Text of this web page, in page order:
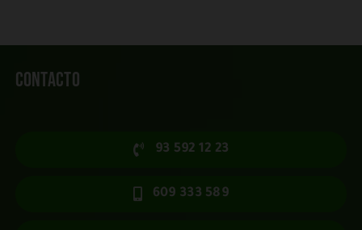
Contacto
93 592 12 23
609 333 589